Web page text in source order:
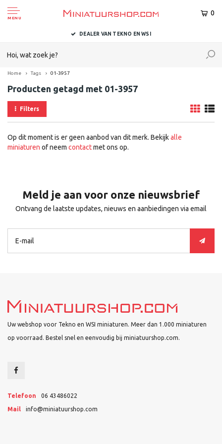
MENU
0
DEALER VAN TEKNO EN WSI
Home Tags 01-3957
Producten getagd met 01-3957
Filters
Op dit moment is er geen aanbod van dit merk. Bekijkalle
miniaturen of neem contactmet ons op.
Meld je aan voor onze nieuwsbrief
Ontvang de laatste updates, nieuws en aanbiedingen via email
Uw webshop voor Tekno en WSI miniaturen. Meer dan 1.000 miniaturen
op voorraad. Bestel snel en eenvoudig bij miniatuurshop.com.
Telefoon 06 43486022
Mail info@miniatuurshop.com